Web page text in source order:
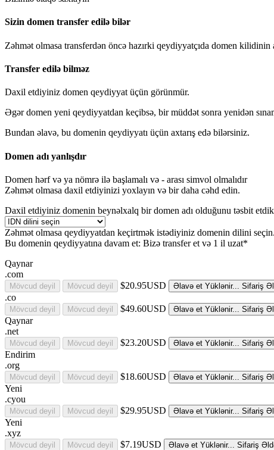
Sizin domen transfer edilə bilər
Zəhmət olmasa transferdən öncə hazırki qeydiyyatçıda domen kilidinin
Transfer edilə bilməz
Daxil etdiyiniz domen qeydiyyat üçün görünmür.
Əgər domen yeni qeydiyyatdan keçibsə, bir müddət sonra yenidən
Bundan əlavə, bu domenin qeydiyyatı üçün axtarış edə bilərsiniz.
Domen adı yanlışdır
Domen hərf və ya nömrə ilə başlamalı və - arası simvol olmalıdır
Zəhmət olmasa daxil etdiyinizi yoxlayın və bir daha cəhd edin.
Daxil etdiyiniz domenin beynəlxalq bir domen adı olduğunu təsbit
Zəhmət olmasa qeydiyyatdan keçirtmək istədiyiniz domenin dilini seçin.
Bu domenin qeydiyyatına davam et: Bizə transfer et və 1 il uzat*
Qaynar
.com
Mövcud deyil Mövcud deyil $20.95USD Əlavə et Yüklənir... Sifariş
.co
Mövcud deyil Mövcud deyil $49.60USD Əlavə et Yüklənir... Sifariş
Qaynar
.net
Mövcud deyil Mövcud deyil $23.20USD Əlavə et Yüklənir... Sifariş
Endirim
.org
Mövcud deyil Mövcud deyil $18.60USD Əlavə et Yüklənir... Sifariş
Yeni
.cyou
Mövcud deyil Mövcud deyil $29.95USD Əlavə et Yüklənir... Sifariş
Yeni
.xyz
Mövcud deyil Mövcud deyil $7.19USD Əlavə et Yüklənir... Sifariş